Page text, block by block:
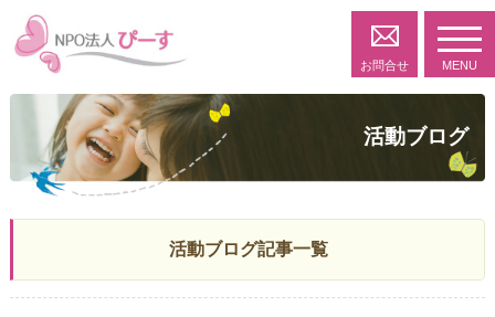
お問合せ MENU
活動ブログ
活動ブログ記事一覧